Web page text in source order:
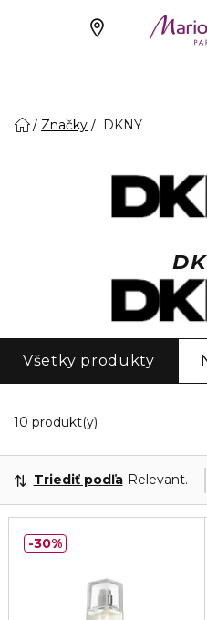
Značky DKNY
Všetky produkty
10 produkt(y)
Triediť podľa Relevantnosť
30%